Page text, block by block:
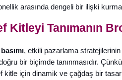
arasında dengeli bir ilişki
Kitleyi Tanımanın
, etkili pazarlama
bir biçimde tanınmasıdır.
kitle için dinamik ve çağdaş bir